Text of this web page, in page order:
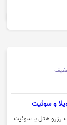
150 هزارتومان تخفیف رزرو هتل یا سوئیت